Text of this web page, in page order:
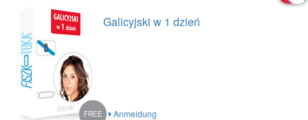
Galicyjski w 1 dzień
Anmeldung
FREE